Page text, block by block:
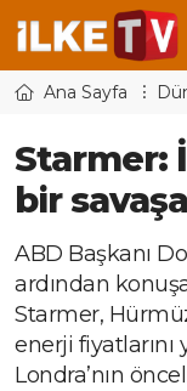
Ana Sayfa
Starmer:
bir
ABD Başkanı
ardından
Starmer,
enerji
Londra’nın